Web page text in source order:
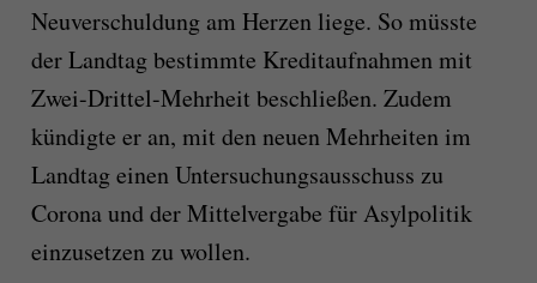
Neuverschuldung am Herzen liege. So müsste
der Landtag bestimmte Kreditaufnahmen mit
Zwei-Drittel-Mehrheit beschließen. Zudem
kündigte er an, mit den neuen Mehrheiten im
Landtag einen Untersuchungsausschuss zu
Corona und der Mittelvergabe für Asylpolitik
einzusetzen zu wollen.